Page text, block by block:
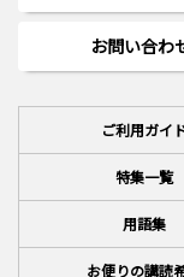
お問い合わ
ご利用ガイ
特集一覧
用語集
お便りの講読